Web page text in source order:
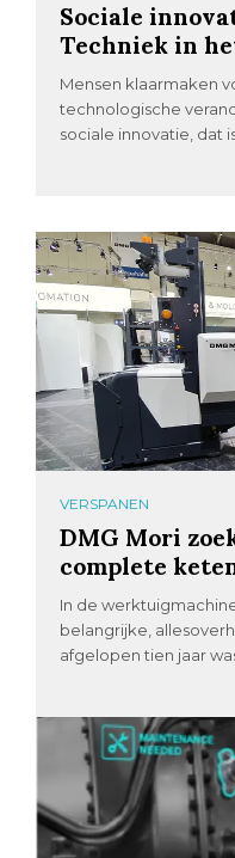
Sociale
Techniek in
Mensen klaarmaken
technologische
sociale innovatie, dat
VERSPANEN
DMG Mori
complete
In de
belangrijke,
afgelopen tien jaar